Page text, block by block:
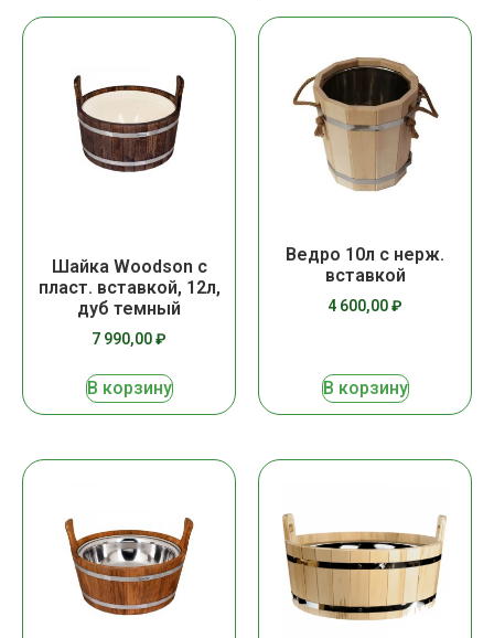
Шайка Woodson с
пласт. вставкой, 12л,
дуб темный
7 990,00₽
В корзину
Ведро 10л с нерж.
вставкой
4 600,00₽
В корзину